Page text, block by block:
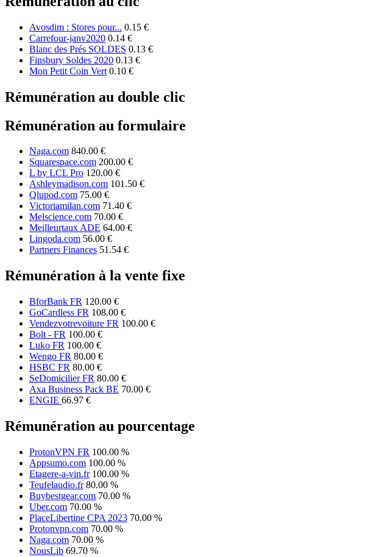
Avosdim : Stores pour... 0.15 €
Carrefour-janv2020 0.14 €
Blanc des Prés SOLDES 0.13 €
Finsbury Soldes 2020 0.13 €
Mon Petit Coin Vert 0.10 €
Rémunération au double clic
Rémunération au formulaire
Naga.com 840.00 €
Squarespace.com 200.00 €
L by LCL Pro 120.00 €
Ashleymadison.com 101.50 €
Qlupod.com 75.00 €
Victoriamilan.com 71.40 €
Melscience.com 70.00 €
Meilleurtaux ADE 64.00 €
Lingoda.com 56.00 €
Partners Finances 51.54 €
Rémunération à la vente fixe
BforBank FR 120.00 €
GoCardless FR 108.00 €
Vendezvotrevoiture FR 100.00 €
Bolt - FR 100.00 €
Luko FR 100.00 €
Wengo FR 80.00 €
HSBC FR 80.00 €
SeDomicilier FR 80.00 €
Axa Business Pack BE 70.00 €
ENGIE 66.97 €
Rémunération au pourcentage
ProtonVPN FR 100.00 %
Appsumo.com 100.00 %
Etagere-a-vin.fr 100.00 %
Teufelaudio.fr 80.00 %
Buybestgear.com 70.00 %
Uber.com 70.00 %
PlaceLibertine CPA 2023 70.00 %
Protonvpn.com 70.00 %
Naga.com 70.00 %
NousLib 69.70 %